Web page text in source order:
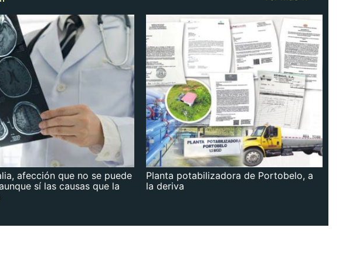
afección que no se puede
sí las causas que la
Planta potabilizadora de Portobelo, a
la deriva